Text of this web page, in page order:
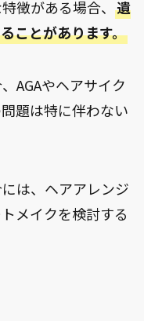
徴がある場合、 遺
ことがあります。
AGAやヘアサイク
題は特に伴わない
は、ヘアアレンジ
メイクを検討する